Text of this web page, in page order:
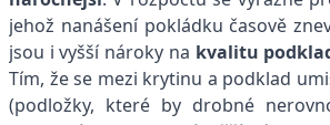
jehož nanášení pokládku časově
jsou i vyšší nároky na kvalitu
Tím, že se mezi krytinu a podklad
(podložky, které by drobné